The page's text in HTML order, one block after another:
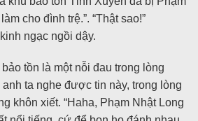
cho đình trệ.”. “Thật sao!”
ngạc ngồi dậy.
tồn là một nỗi đau trong lòng
ta nghe được tin này, trong lòng
khôn xiết. “Haha, Phạm Nhật Long